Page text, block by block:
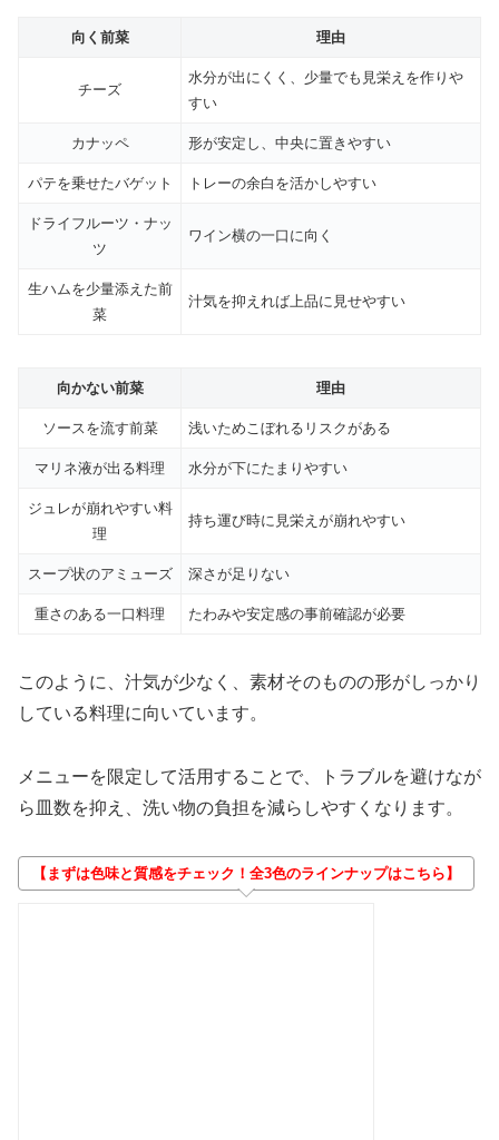
向く前菜 理由
チーズ
水分が出にくく、少量でも見栄えを作りや
すい
カナッペ 形が安定し、中央に置きやすい
パテを乗せたバゲット トレーの余白を活かしやすい
ドライフルーツ・ナッ
ツ
ワイン横の一口に向く
生ハムを少量添えた前
菜
汁気を抑えれば上品に見せやすい
向かない前菜 理由
ソースを流す前菜 浅いためこぼれるリスクがある
マリネ液が出る料理 水分が下にたまりやすい
ジュレが崩れやすい料
理
持ち運び時に見栄えが崩れやすい
スープ状のアミューズ 深さが足りない
重さのある一口料理 たわみや安定感の事前確認が必要
このように、汁気が少なく、素材そのものの形がしっかり
している料理に向いています。
メニューを限定して活用することで、トラブルを避けなが
ら皿数を抑え、洗い物の負担を減らしやすくなります。
【まずは色味と質感をチェック！全3色のラインナップはこちら】